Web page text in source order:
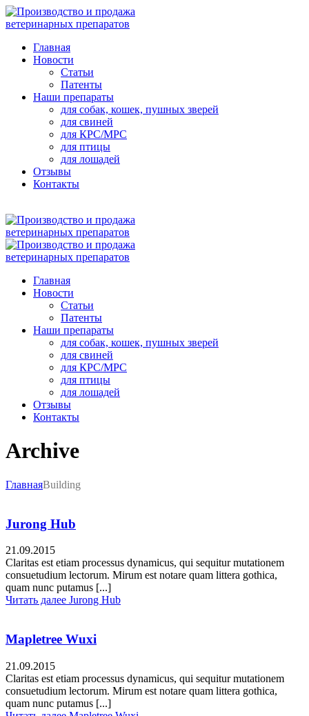
Главная
Новости
Статьи
Патенты
Наши препараты
для собак, кошек, пушных зверей
для свиней
для КРС/МРС
для птицы
для лошадей
Отзывы
Контакты
Главная
Новости
Статьи
Патенты
Наши препараты
для собак, кошек, пушных зверей
для свиней
для КРС/МРС
для птицы
для лошадей
Отзывы
Контакты
Archive
ГлавнаяBuilding
Jurong Hub
21.09.2015
Claritas est etiam processus dynamicus, qui sequitur mutationem
consuetudium lectorum. Mirum est notare quam littera gothica,
quam nunc putamus [...]
Читать далее Jurong Hub
Mapletree Wuxi
21.09.2015
Claritas est etiam processus dynamicus, qui sequitur mutationem
consuetudium lectorum. Mirum est notare quam littera gothica,
quam nunc putamus [...]